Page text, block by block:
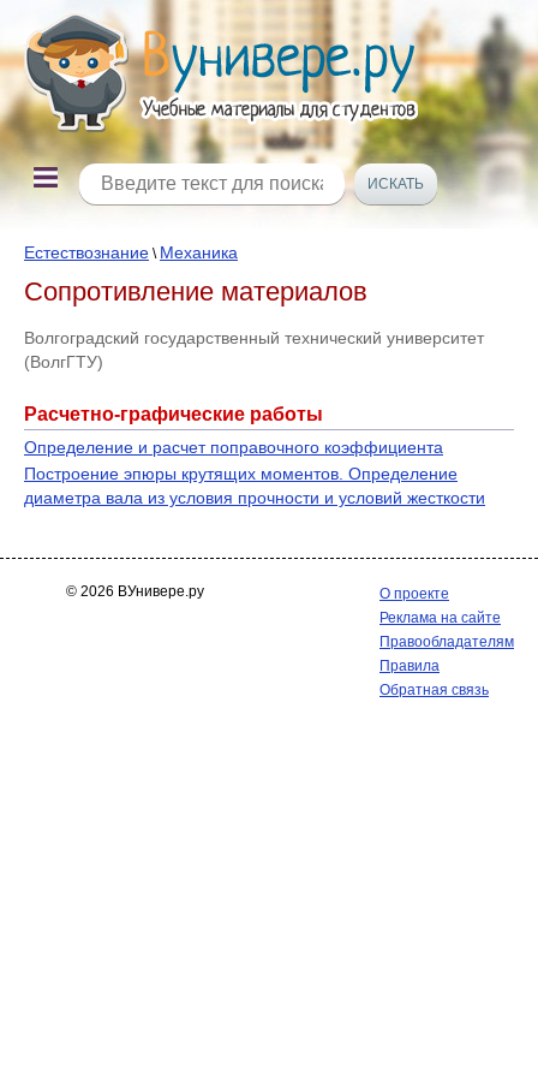
Естествознание \ Механика
Сопротивление материалов
Волгоградский государственный технический университет
(ВолгГТУ)
Расчетно-графические работы
Определение и расчет поправочного коэффициента
Построение эпюры крутящих моментов. Определение
диаметра вала из условия прочности и условий жесткости
© 2026 ВУнивере.ру
О проекте
Реклама на сайте
Правообладателям
Правила
Обратная связь